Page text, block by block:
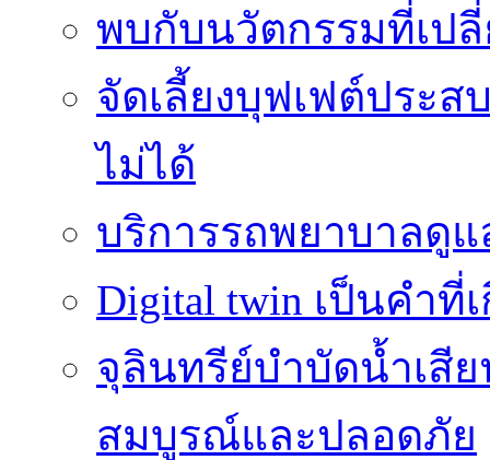
พบกับนวัตกรรมที่เป
จัดเลี้ยงบุฟเฟต์ประ
ไม่ได้
บริการรถพยาบาลดู
Digital twin เป็นคำที่
จุลินทรีย์บำบัดน้ำเสี
สมบูรณ์และปลอดภัย